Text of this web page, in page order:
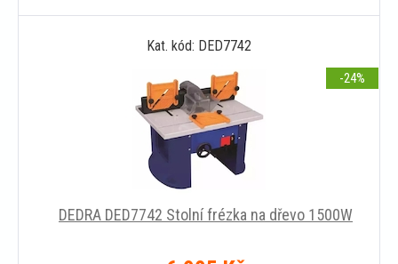
Do
košíku
Kat. kód: DED7742
DEDRA DED7742 Stolní frézka na dřevo 1500W
-24